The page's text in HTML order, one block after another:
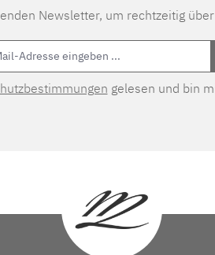
Newsletter, um rechtzeitig
gelesen und bin